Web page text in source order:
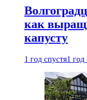
как
капусту
1 год спустя1 год